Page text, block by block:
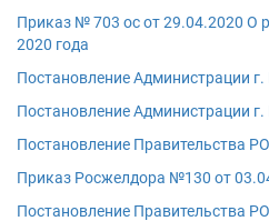
Приказ № 703 ос от 29.04.2020 О
2020 года
Постановление Администрации
Постановление Администрации
Постановление Правительства
Приказ Росжелдора №130 от
Постановление Правительства